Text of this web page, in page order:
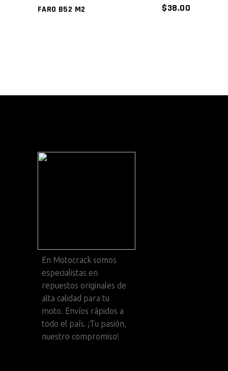
FARO B52 M2 $38.00
En Motocrack somos
especialistas en
repuestos originales de
alta calidad para tu
moto. Envíos rápidos a
todo el país. ¡Tu pasión,
nuestro compromiso!